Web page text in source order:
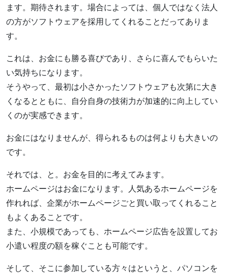
ます。期待されます。場合によっては、個人ではなく法人
の方がソフトウェアを採用してくれることだってありま
す。
これは、お金にも勝る喜びであり、さらに喜んでもらいた
い気持ちになります。
そうやって、最初は小さかったソフトウェアも次第に大き
くなるとともに、自分自身の技術力が加速的に向上してい
くのが実感できます。
お金にはなりませんが、得られるものは何よりも大きいの
です。
それでは、と。お金を目的に考えてみます。
ホームページはお金になります。人気あるホームページを
作れれば、企業がホームページごと買い取ってくれること
もよくあることです。
また、小規模であっても、ホームページ広告を設置してお
小遣い程度の額を稼ぐことも可能です。
そして、そこに参加している方々はというと、パソコンを